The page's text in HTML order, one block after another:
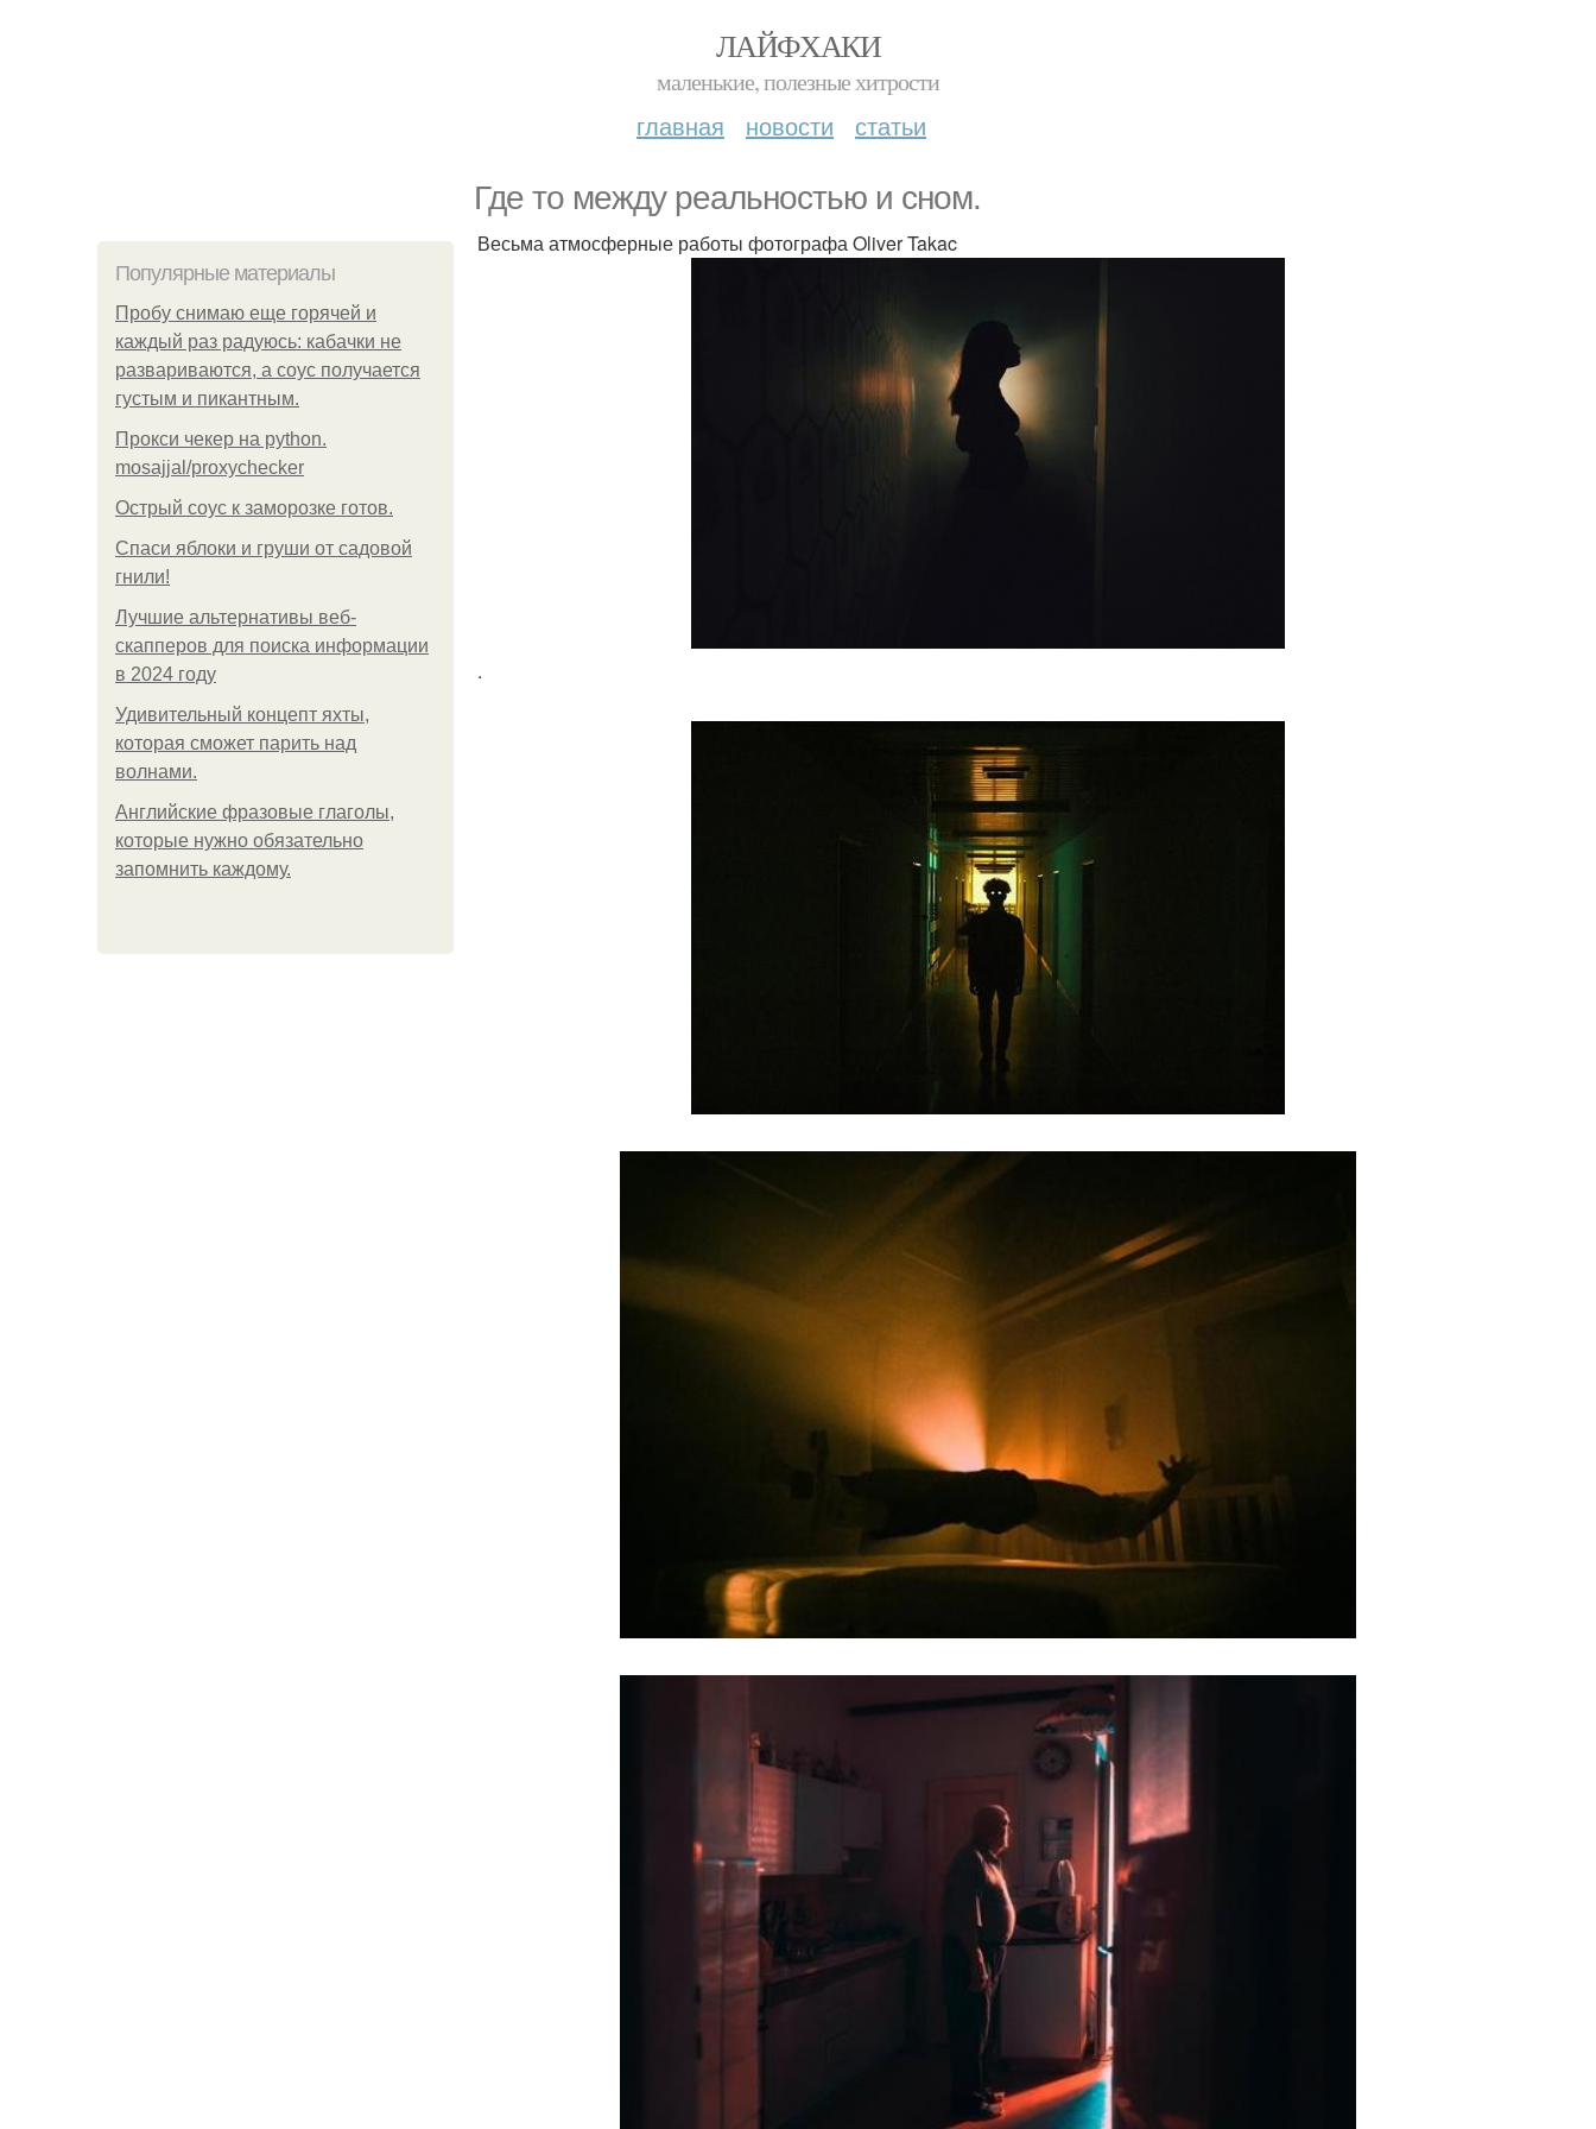
ЛАЙФХАКИ
маленькие, полезные хитрости
главная новости статьи
Где то между реальностью и сном.
Популярные материалы
Пробу снимаю еще горячей и
каждый раз радуюсь: кабачки не
развариваются, а соус получается
густым и пикантным.
Прокси чекер на python.
mosajjal/proxychecker
Острый соус к заморозке готов.
Спаси яблоки и груши от садовой
гнили!
Лучшие альтернативы веб-
скапперов для поиска информации
в 2024 году
Удивительный концепт яхты,
которая сможет парить над
волнами.
Английские фразовые глаголы,
которые нужно обязательно
запомнить каждому.
Весьма атмосферные работы фотографа Oliver Takac
.